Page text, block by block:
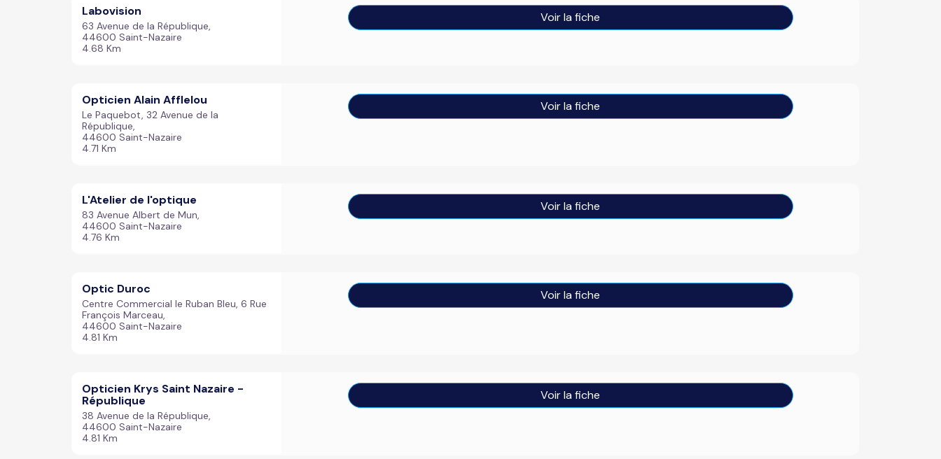
Labovision
63 Avenue de la République,
44600 Saint-Nazaire
4.68 Km
Voir la fiche
Opticien Alain Afflelou
Le Paquebot, 32 Avenue de la
République,
44600 Saint-Nazaire
4.71 Km
Voir la fiche
L'Atelier de l'optique
83 Avenue Albert de Mun,
44600 Saint-Nazaire
4.76 Km
Voir la fiche
Optic Duroc
Centre Commercial le Ruban Bleu, 6 Rue
François Marceau,
44600 Saint-Nazaire
4.81 Km
Voir la fiche
Opticien Krys Saint Nazaire -
République
38 Avenue de la République,
44600 Saint-Nazaire
4.81 Km
Voir la fiche